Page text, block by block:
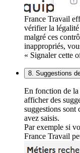
France Travail
vérifier la
malgré ces
inappropriés,
« Signaler cette
8. Suggestions
En fonction de la
afficher des
suggestions sont
avez saisis.
Par exemple si
France Travail